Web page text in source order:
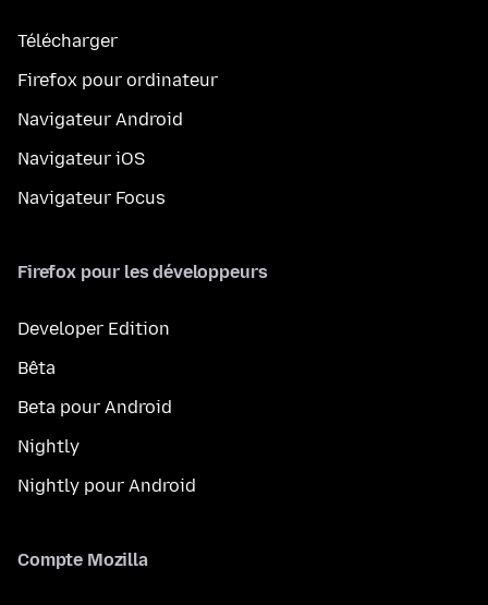
Télécharger
Firefox pour ordinateur
Navigateur Android
Navigateur iOS
Navigateur Focus
Firefox pour les développeurs
Developer Edition
Bêta
Beta pour Android
Nightly
Nightly pour Android
Compte Mozilla